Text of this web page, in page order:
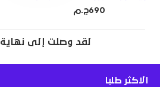
690ج.م
لقد وصلت إلى نهاية
الاكثر طلبا